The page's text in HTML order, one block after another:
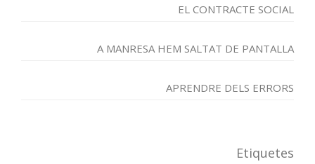
EL CONTRACTE SOCIAL
A MANRESA HEM SALTAT DE PANTALLA
APRENDRE DELS ERRORS
Etiquetes